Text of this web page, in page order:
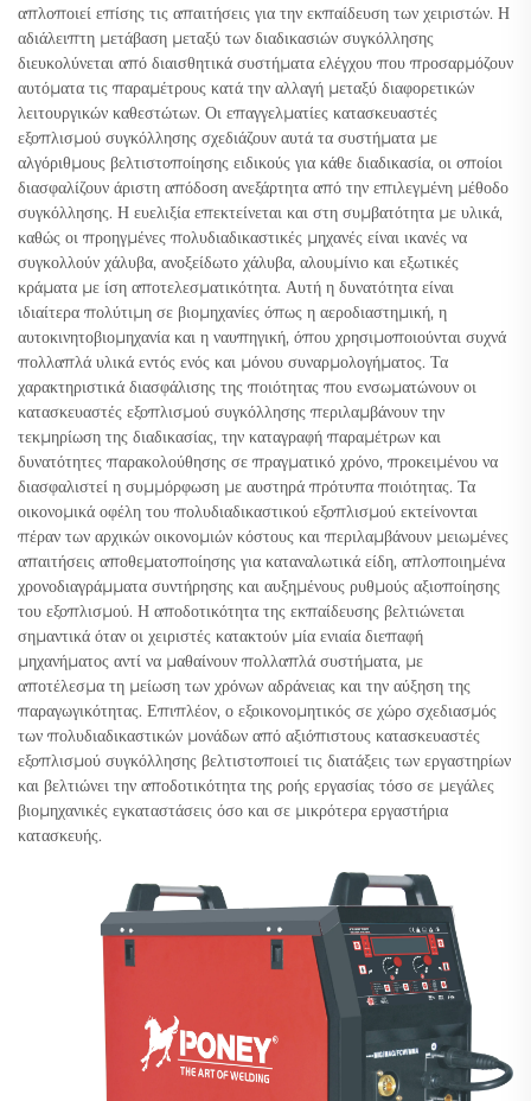
απλοποιεί επίσης τις απαιτήσεις για την εκπαίδευση των χειριστών. Η
αδιάλειπτη μετάβαση μεταξύ των διαδικασιών συγκόλλησης
διευκολύνεται από διαισθητικά συστήματα ελέγχου που προσαρμόζουν
αυτόματα τις παραμέτρους κατά την αλλαγή μεταξύ διαφορετικών
λειτουργικών καθεστώτων. Οι επαγγελματίες κατασκευαστές
εξοπλισμού συγκόλλησης σχεδιάζουν αυτά τα συστήματα με
αλγόριθμους βελτιστοποίησης ειδικούς για κάθε διαδικασία, οι οποίοι
διασφαλίζουν άριστη απόδοση ανεξάρτητα από την επιλεγμένη μέθοδο
συγκόλλησης. Η ευελιξία επεκτείνεται και στη συμβατότητα με υλικά,
καθώς οι προηγμένες πολυδιαδικαστικές μηχανές είναι ικανές να
συγκολλούν χάλυβα, ανοξείδωτο χάλυβα, αλουμίνιο και εξωτικές
κράματα με ίση αποτελεσματικότητα. Αυτή η δυνατότητα είναι
ιδιαίτερα πολύτιμη σε βιομηχανίες όπως η αεροδιαστημική, η
αυτοκινητοβιομηχανία και η ναυπηγική, όπου χρησιμοποιούνται συχνά
πολλαπλά υλικά εντός ενός και μόνου συναρμολογήματος. Τα
χαρακτηριστικά διασφάλισης της ποιότητας που ενσωματώνουν οι
κατασκευαστές εξοπλισμού συγκόλλησης περιλαμβάνουν την
τεκμηρίωση της διαδικασίας, την καταγραφή παραμέτρων και
δυνατότητες παρακολούθησης σε πραγματικό χρόνο, προκειμένου να
διασφαλιστεί η συμμόρφωση με αυστηρά πρότυπα ποιότητας. Τα
οικονομικά οφέλη του πολυδιαδικαστικού εξοπλισμού εκτείνονται
πέραν των αρχικών οικονομιών κόστους και περιλαμβάνουν μειωμένες
απαιτήσεις αποθεματοποίησης για καταναλωτικά είδη, απλοποιημένα
χρονοδιαγράμματα συντήρησης και αυξημένους ρυθμούς αξιοποίησης
του εξοπλισμού. Η αποδοτικότητα της εκπαίδευσης βελτιώνεται
σημαντικά όταν οι χειριστές κατακτούν μία ενιαία διεπαφή
μηχανήματος αντί να μαθαίνουν πολλαπλά συστήματα, με
αποτέλεσμα τη μείωση των χρόνων αδράνειας και την αύξηση της
παραγωγικότητας. Επιπλέον, ο εξοικονομητικός σε χώρο σχεδιασμός
των πολυδιαδικαστικών μονάδων από αξιόπιστους κατασκευαστές
εξοπλισμού συγκόλλησης βελτιστοποιεί τις διατάξεις των εργαστηρίων
και βελτιώνει την αποδοτικότητα της ροής εργασίας τόσο σε μεγάλες
βιομηχανικές εγκαταστάσεις όσο και σε μικρότερα εργαστήρια
κατασκευής.